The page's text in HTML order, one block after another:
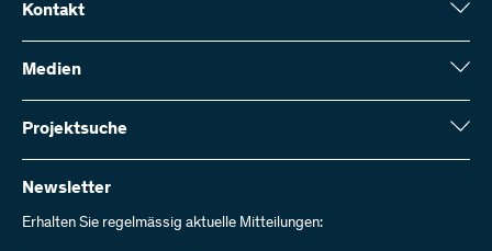
Kontakt
Schweizerischer Nationalfonds (SNF)
Wildhainweg 3
Kontakt aufnehmen
Rechnung senden
Bei uns arbeiten
Offene Stellen
Medien
Medienauskünfte
Jahresbericht
Projektsuche
Hier finden Sie umfangreiche Informationen zu den vom SNF
bewilligten Forschungsprojekten und Förderbeiträgen:
Projektsuche
Newsletter
Erhalten Sie regelmässig aktuelle Mitteilungen: